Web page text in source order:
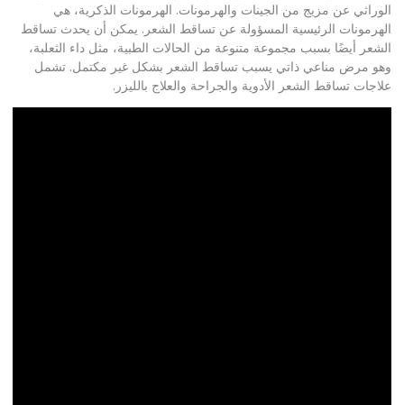
عن مزيج من الجينات والهرمونات. الهرمونات الذكرية، هي
الرئيسية المسؤولة عن تساقط الشعر. يمكن أن يحدث تساقط
أيضًا بسبب مجموعة متنوعة من الحالات الطبية، مثل داء الثعلبة،
مرض مناعي ذاتي يسبب تساقط الشعر بشكل غير مكتمل. تشمل
تساقط الشعر الأدوية والجراحة والعلاج بالليزر.